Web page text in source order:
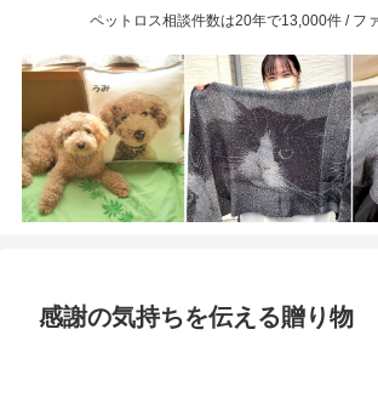
ペットロス相談件数は20年で13,000件 / フ
感謝の気持ちを伝える贈り物